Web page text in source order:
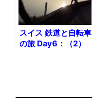
スイス 鉄道と自転車
の旅 Day6：（2）